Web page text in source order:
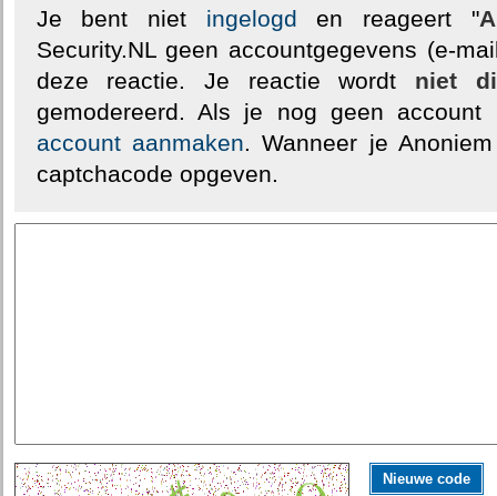
Je bent niet ingelogd en reageert "
Security.NL geen accountgegevens (e-
deze reactie. Je reactie wordt niet
gemodereerd. Als je nog geen
account aanmaken. Wanneer je
captchacode opgeven.
Nieuwe code